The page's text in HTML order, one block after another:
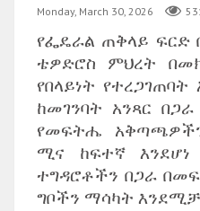
Monday, March 30, 2026
የፌዴራል ጠቅላይ ፍርድ
ቴዎድሮስ ምህረት
የበላይነት
ከመገንባት አንጻር
የመፍትሔ
ሚና ከፍተኛ
ተግዳሮቶችን በጋራ
ግቦችን ማሳካት